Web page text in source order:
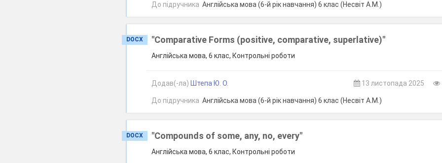
До підручника Англійська мова (6-й рік навчання) 6 клас (Несвіт А.М.)
DOCX "Comparative Forms (positive, comparative, superlative)"
Англійська мова, 6 клас, Контрольні роботи
Додав(-ла) Штепа Ю. О. 13 листопада 2025
До підручника Англійська мова (6-й рік навчання) 6 клас (Несвіт А.М.)
DOCX "Compounds of some, any, no, every"
Англійська мова, 6 клас, Контрольні роботи